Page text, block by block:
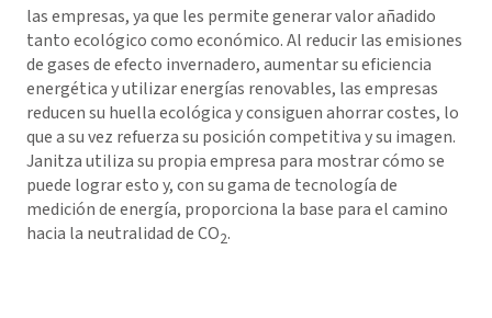
las empresas, ya que les permite generar valor añadido
tanto ecológico como económico. Al reducir las emisiones
de gases de efecto invernadero, aumentar su eficiencia
energética y utilizar energías renovables, las empresas
reducen su huella ecológica y consiguen ahorrar costes, lo
que a su vez refuerza su posición competitiva y su imagen.
Janitza utiliza su propia empresa para mostrar cómo se
puede lograr esto y, con su gama de tecnología de
medición de energía, proporciona la base para el camino
hacia la neutralidad de CO2.